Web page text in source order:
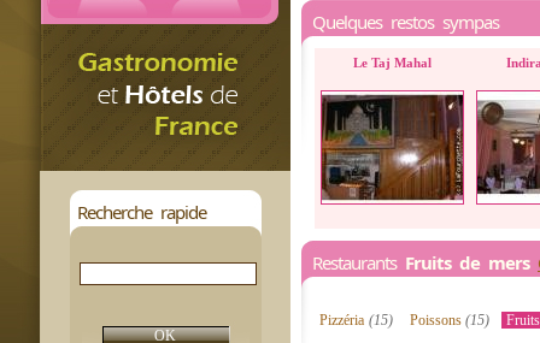
Recherche rapide
Quelques restos sympas
Le Taj Mahal
Restaurants Fruits de mers
Pizzéria (15) Poissons(15)